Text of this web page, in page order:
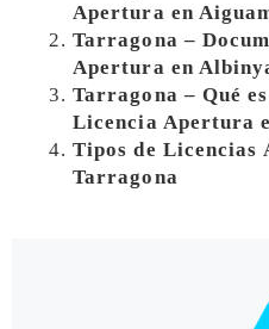
Apertura en
Tarragona –
Apertura en
Tarragona – Qué
Licencia Apertura
Tipos de Licencias
Tarragona